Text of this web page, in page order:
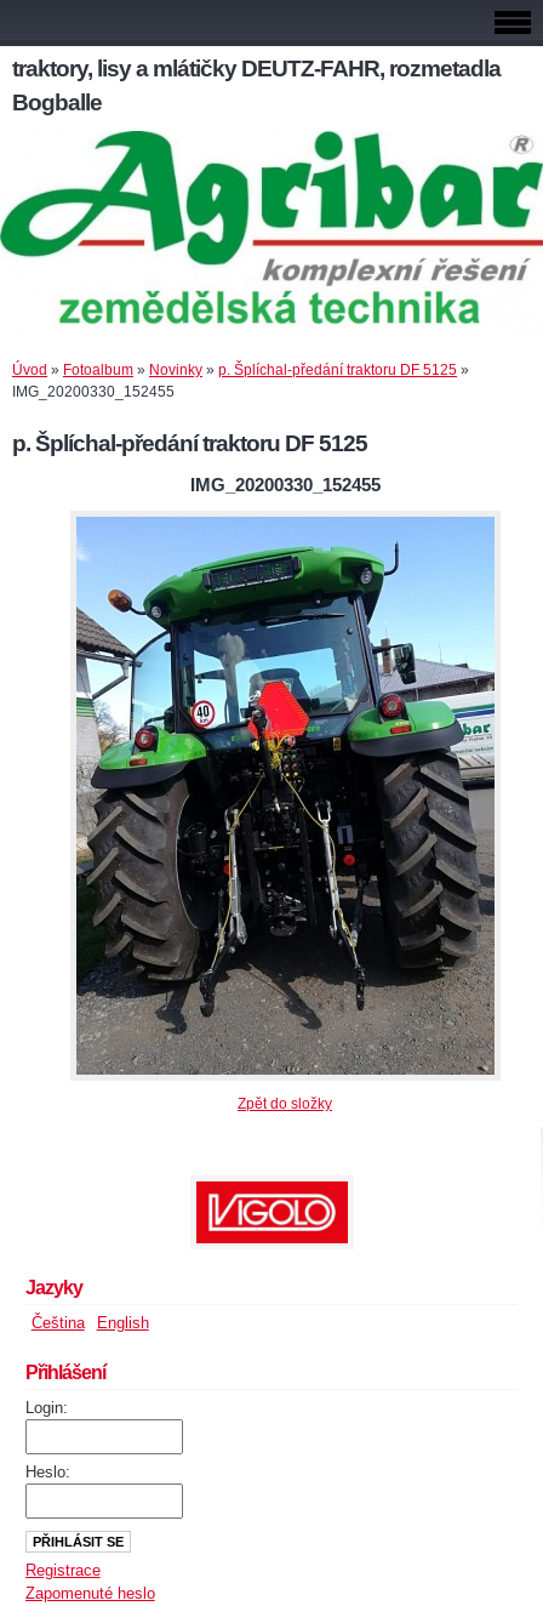
traktory, lisy a mlátičky DEUTZ-FAHR, rozmetadla
Bogballe
Úvod » Fotoalbum » Novinky » p. Šplíchal-předání traktoru DF 5125 »
IMG_20200330_152455
p. Šplíchal-předání traktoru DF 5125
IMG_20200330_152455
Zpět do složky
Jazyky
Čeština English
Přihlášení
Login:
Heslo:
Registrace
Zapomenuté heslo